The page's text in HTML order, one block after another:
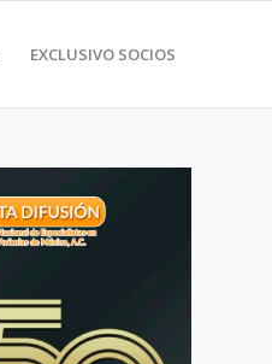
EXCLUSIVO SOCIOS